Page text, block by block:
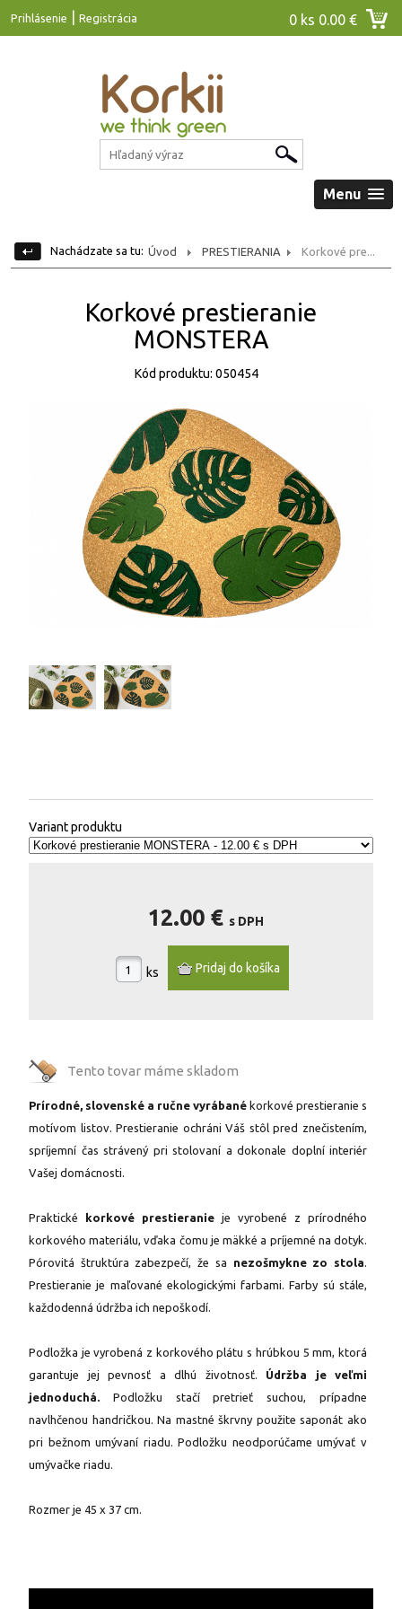
Prihlásenie Registrácia 0 ks 0.00 €
Menu
Nachádzate sa tu: Úvod PRESTIERANIA Korkové pre...
Korkové prestieranie
MONSTERA
Kód produktu: 050454
Variant produktu
12.00 € s DPH
ks
Tento tovar máme skladom
Prírodné, slovenské a ručne vyrábané korkové prestieranie s
motívom listov. Prestieranie ochráni Váš stôl pred znečistením,
spríjemní čas strávený pri stolovaní a dokonale doplní interiér
Vašej domácnosti.
Praktické korkové prestieranie je vyrobené z prírodného
korkového materiálu, vďaka čomu je mäkké a príjemné na dotyk.
Pórovitá štruktúra zabezpečí, že sa
nezošmykne zo stola.
Prestieranie je maľované ekologickými farbami. Farby sú stále,
každodenná údržba ich nepoškodí.
Podložka je vyrobená z korkového plátu s hrúbkou 5 mm, ktorá
garantuje jej pevnosť a dlhú životnosť. Údržba je veľmi
jednoduchá. Podložku stačí pretrieť suchou, prípadne
navlhčenou handričkou. Na mastné škrvny použite saponát ako
pri bežnom umývaní riadu. Podložku neodporúčame umývať v
umývačke riadu.
Rozmer je 45 x 37 cm.